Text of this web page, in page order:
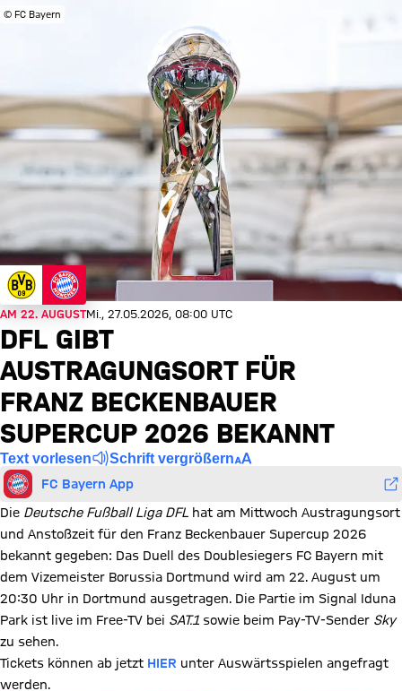
© FC Bayern
AM 22. AUGUSTMi., 27.05.2026, 08:00 UTC
DFL GIBT
AUSTRAGUNGSORT FÜR
FRANZ BECKENBAUER
SUPERCUP 2026 BEKANNT
Text vorlesen Schrift vergrößern
FC Bayern App
Die Deutsche Fußball Liga DFL hat am Mittwoch Austragungsort
und Anstoßzeit für den Franz Beckenbauer Supercup 2026
bekannt gegeben: Das Duell des Doublesiegers FC Bayern mit
dem Vizemeister Borussia Dortmund wird am 22. August um
20:30 Uhr in Dortmund ausgetragen. Die Partie im Signal Iduna
Park ist live im Free-TV bei SAT.1 sowie beim Pay-TV-Sender Sky
zu sehen.
Tickets können ab jetzt HIER unter Auswärtsspielen angefragt
werden.